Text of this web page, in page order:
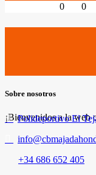
0
0
Sobre nosotros
¡Bienvenidos a la
Polideportivo El
+34 686 652 405